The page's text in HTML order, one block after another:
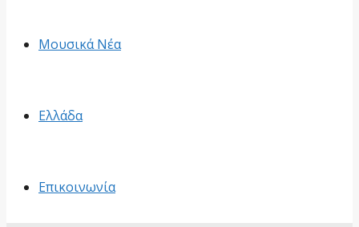
Μουσικά Νέα
Ελλάδα
Επικοινωνία